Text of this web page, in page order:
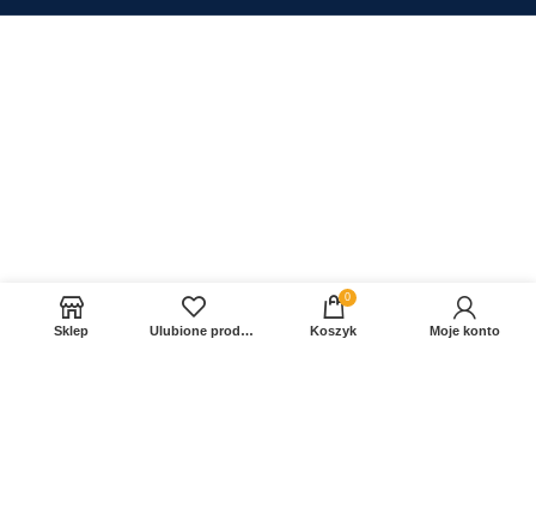
Sklep Ulubione produkty
0
Koszyk Moje konto